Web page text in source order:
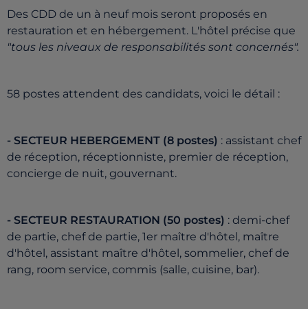
Des CDD de un à neuf mois seront proposés en
restauration et en hébergement. L'hôtel précise que
"tous les niveaux de responsabilités sont concernés".
58 postes attendent des candidats, voici le détail :
- SECTEUR HEBERGEMENT (8 postes) : assistant chef
de réception, réceptionniste, premier de réception,
concierge de nuit, gouvernant.
- SECTEUR RESTAURATION (50 postes) : demi-chef
de partie, chef de partie, 1er maître d'hôtel, maître
d'hôtel, assistant maître d'hôtel, sommelier, chef de
rang, room service, commis (salle, cuisine, bar).